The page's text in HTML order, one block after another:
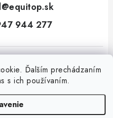
Ďalším prechádzaním
s ich používaním.
@equitop.sk
944 277